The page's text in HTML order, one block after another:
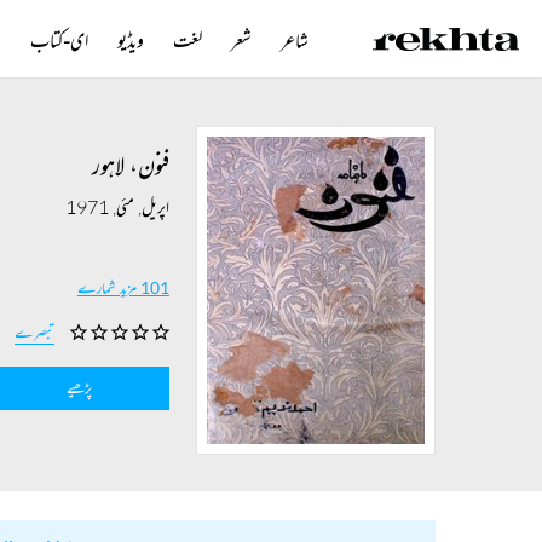
فنون، لاہور
اپریل, مئی, 1971
101 مزید شمارے
تبصرے
پڑھیے
شاعر شعر لغت ویڈیو ای-کتاب